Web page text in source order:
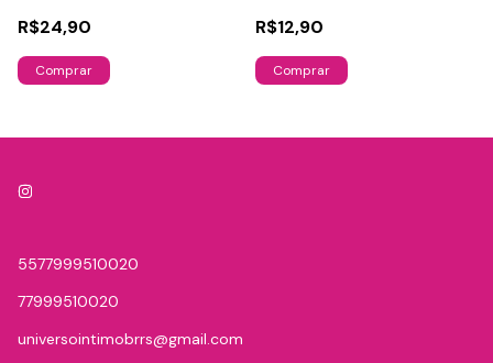
R$24,90 R$12,90
5577999510020
77999510020
universointimobrrs@gmail.com